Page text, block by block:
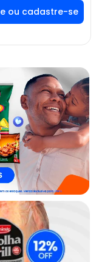
Faça seu login ou
se para
ver preços e